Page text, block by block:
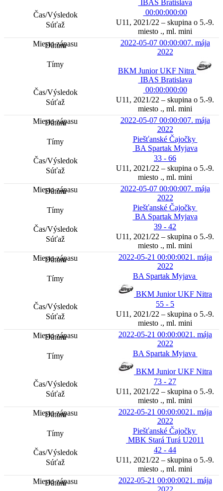
IBAS Bratislava
00:00:000:00
U11, 2021/22 – skupina o 5.-9.
miesto ., ml. mini
2022-05-07 00:00:007. mája
2022
BKM Junior UKF Nitra
IBAS Bratislava
00:00:000:00
U11, 2021/22 – skupina o 5.-9.
miesto ., ml. mini
2022-05-07 00:00:007. mája
2022
Piešťanské Čajočky
BA Spartak Myjava
33 - 66
U11, 2021/22 – skupina o 5.-9.
miesto ., ml. mini
2022-05-07 00:00:007. mája
2022
Piešťanské Čajočky
BA Spartak Myjava
39 - 42
U11, 2021/22 – skupina o 5.-9.
miesto ., ml. mini
2022-05-21 00:00:0021. mája
2022
BA Spartak Myjava
BKM Junior UKF Nitra
55 - 5
U11, 2021/22 – skupina o 5.-9.
miesto ., ml. mini
2022-05-21 00:00:0021. mája
2022
BA Spartak Myjava
BKM Junior UKF Nitra
73 - 27
U11, 2021/22 – skupina o 5.-9.
miesto ., ml. mini
2022-05-21 00:00:0021. mája
2022
Piešťanské Čajočky
MBK Stará Turá U2011
42 - 44
U11, 2021/22 – skupina o 5.-9.
miesto ., ml. mini
2022-05-21 00:00:0021. mája